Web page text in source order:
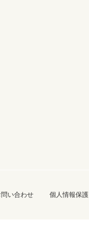
い合わせ 個人情報保護